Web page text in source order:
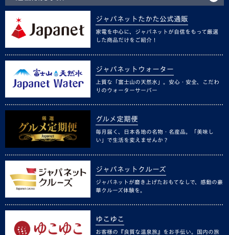
ジャパネットたかた公式通販
家電を中心に、ジャパネットが自信をもって厳選
した商品だけをご紹介！
ジャパネットウォーター
上質な「富士山の天然水」。安心・安全、こだわ
りのウォーターサーバー
グルメ定期便
毎月届く、日本各地の名物・名産品。「美味し
い」で生活を変えませんか？
ジャパネットクルーズ
ジャパネットが磨き上げたおもてなしで、感動の豪
華クルーズ体験を。
ゆこゆこ
お客様の『良質な温泉旅』をお手伝い。国内の旅